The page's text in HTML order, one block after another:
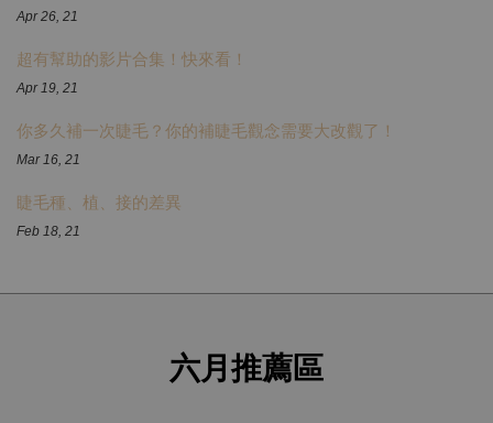
Apr 26, 21
超有幫助的影片合集！快來看！
Apr 19, 21
你多久補一次睫毛？你的補睫毛觀念需要大改觀了！
Mar 16, 21
睫毛種、植、接的差異
Feb 18, 21
六月推薦區